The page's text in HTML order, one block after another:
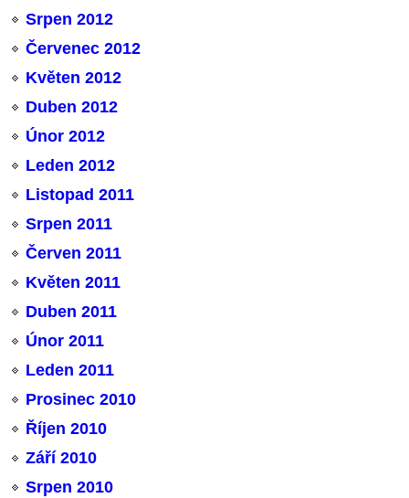
Srpen 2012
Červenec 2012
Květen 2012
Duben 2012
Únor 2012
Leden 2012
Listopad 2011
Srpen 2011
Červen 2011
Květen 2011
Duben 2011
Únor 2011
Leden 2011
Prosinec 2010
Říjen 2010
Září 2010
Srpen 2010